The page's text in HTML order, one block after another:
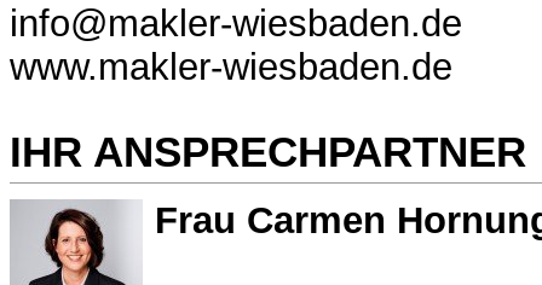
info@makler-wiesbaden.de
www.makler-wiesbaden.de
IHR ANSPRECHPARTNER
Frau Carmen